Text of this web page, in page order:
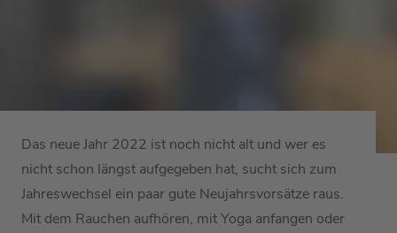
Das neue Jahr 2022 ist noch nicht alt und wer es
nicht schon längst aufgegeben hat, sucht sich zum
Jahreswechsel ein paar gute Neujahrsvorsätze raus.
Mit dem Rauchen aufhören, mit Yoga anfangen oder